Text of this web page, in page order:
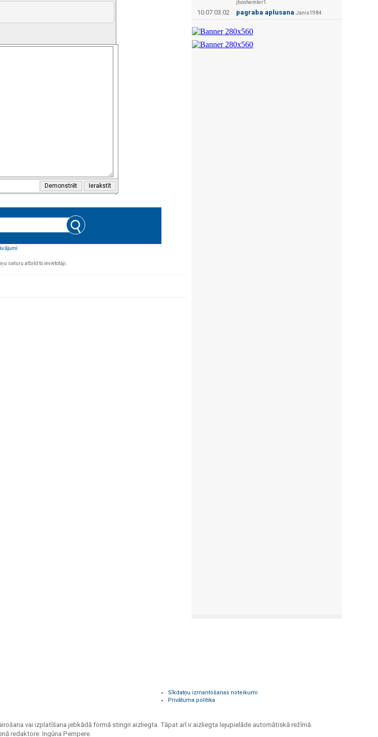
saturu atbild to ievietotāji.
jhonhemler1
10.07 03:02 pagraba aplusana Janis1984
Sīkdatņu izmantošanas noteikumi
Privātuma politika
vai izplatīšana jebkādā formā stingri aizliegta. Tāpat arī ir aizliegta lejupielāde automātiskā režīmā.
redaktore: Ingūna Pempere.